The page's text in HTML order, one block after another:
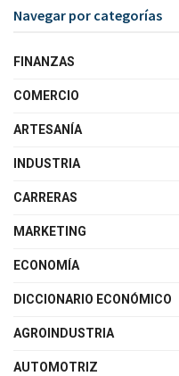
Navegar por categorías
FINANZAS
COMERCIO
ARTESANÍA
INDUSTRIA
CARRERAS
MARKETING
ECONOMÍA
DICCIONARIO ECONÓMICO
AGROINDUSTRIA
AUTOMOTRIZ